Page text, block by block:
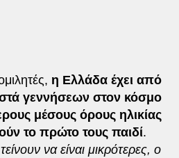
η Ελλάδα έχει από
γεννήσεων στον κόσμο
μέσους όρους ηλικίας
το πρώτο τους παιδί.
να είναι μικρότερες, ο